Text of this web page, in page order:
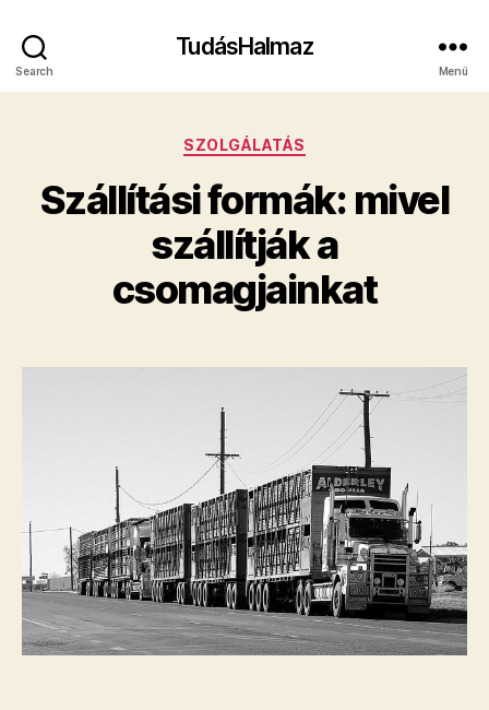
Search
TudásHalmaz
Menü
Kategóriák
SZOLGÁLATÁS
Szállítási formák: mivel
szállítják a
csomagjainkat